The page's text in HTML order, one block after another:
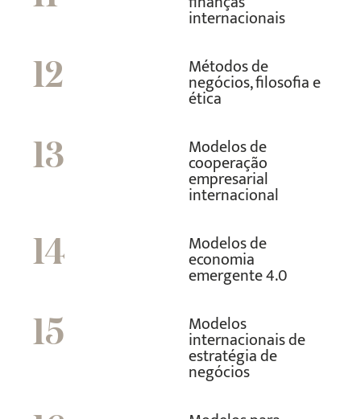
internacionais
12 Métodos de
negócios, filosofia e
ética
13 Modelos de
cooperação
empresarial
internacional
14 Modelos de
economia
emergente 4.0
15 Modelos
internacionais de
estratégia de
negócios